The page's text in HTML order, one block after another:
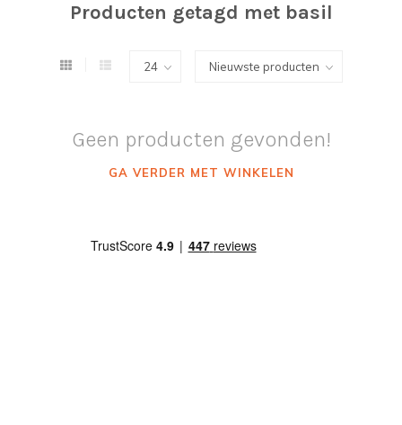
Producten getagd met basil
Geen producten gevonden!
GA VERDER MET WINKELEN